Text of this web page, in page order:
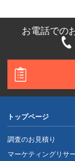
お電話での
トップページ
調査のお見積り
マーケティングリサ